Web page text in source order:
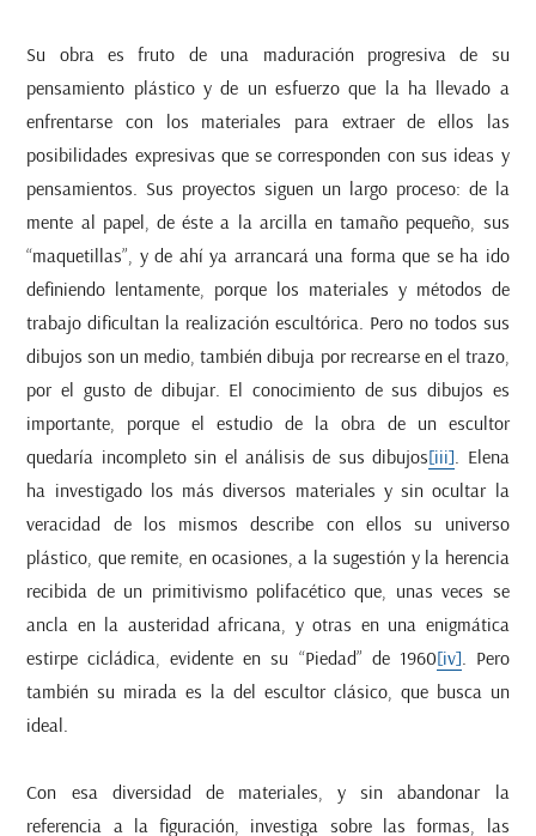
Su obra es fruto de una maduración progresiva de su
pensamiento plástico y de un esfuerzo que la ha llevado a
enfrentarse con los materiales para extraer de ellos las
posibilidades expresivas que se corresponden con sus ideas y
pensamientos. Sus proyectos siguen un largo proceso: de la
mente al papel, de éste a la arcilla en tamaño pequeño, sus
“maquetillas”, y de ahí ya arrancará una forma que se ha ido
definiendo lentamente, porque los materiales y métodos de
trabajo dificultan la realización escultórica. Pero no todos sus
dibujos son un medio, también dibuja por recrearse en el trazo,
por el gusto de dibujar. El conocimiento de sus dibujos es
importante, porque el estudio de la obra de un escultor
quedaría incompleto sin el análisis de sus dibujos[iii] . Elena
ha investigado los más diversos materiales y sin ocultar la
veracidad de los mismos describe con ellos su universo
plástico, que remite, en ocasiones, a la sugestión y la herencia
recibida de un primitivismo polifacético que, unas veces se
ancla en la austeridad africana, y otras en una enigmática
estirpe cicládica, evidente en su “Piedad” de 1960[iv] . Pero
también su mirada es la del escultor clásico, que busca un
ideal.
Con esa diversidad de materiales, y sin abandonar la
referencia a la figuración, investiga sobre las formas, las